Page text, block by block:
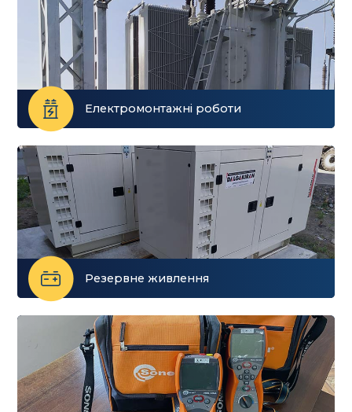
Електромонтажні роботи
Резервне живлення